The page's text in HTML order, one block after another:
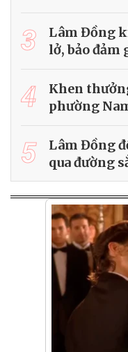
3
Lâm Đồng
lở, bảo
4
Khen
phường
5
Lâm Đồng
qua đường